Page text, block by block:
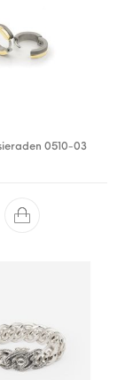
0510-03